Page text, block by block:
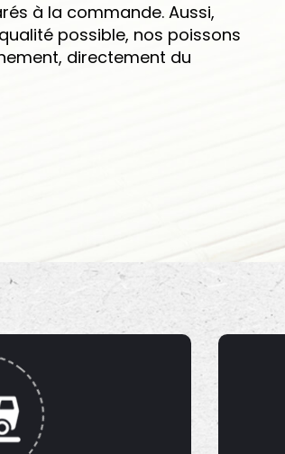
à la commande. Aussi,
possible, nos poissons
directement du